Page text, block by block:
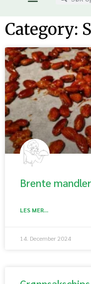
Category:
Brente mandler
LES MER...
14. December 2024